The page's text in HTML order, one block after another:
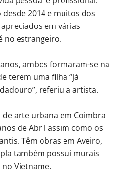
2014 e muitos dos
em várias
no estrangeiro.
ambos formaram-se na
terem uma filha “já
referiu a artista.
arte urbana em Coimbra
de Abril assim como os
Têm obras em Aveiro,
também possui murais
Vietname.